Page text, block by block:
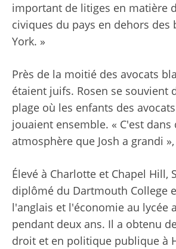
important de litiges en matière
civiques du pays en dehors des
York. »
Près de la moitié des avocats
étaient juifs. Rosen se souvient
plage où les enfants des
jouaient ensemble. « C'est dans
atmosphère que Josh a grandi
Élevé à Charlotte et Chapel Hill,
diplômé du Dartmouth College
l'anglais et l'économie au lycée
pendant deux ans. Il a obtenu
droit et en politique publique à